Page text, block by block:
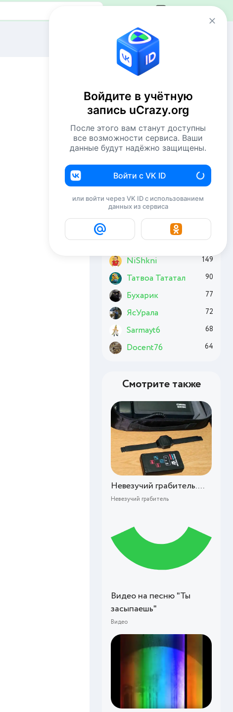
Авторизация
Сейчас онлайн
2 VIP`а
58 пользователей
791 гость
Всего посетителей 851
Рекорд: 12737 посетителей
Установлен 22 апр 2026г. в 02:34
Комментаторы недели
Евгений114
Basai 185
Chuzzle 176
NiShkni 149
Татвоа Тататал 90
Бухарик 77
ЯсУрала 72
Sarmayt6 68
Docent76 64
Смотрите также
Невезучий грабитель....
Невезучий грабитель
Видео на песню "Ты
засыпаешь"
Видео
Войдите в учётную
запись uCrazy.org
После этого вам станут доступны
все возможности сервиса. Ваши
данные будут надёжно защищены.
Войти с VK ID
или войти через VK ID с использованием
данных из сервиса